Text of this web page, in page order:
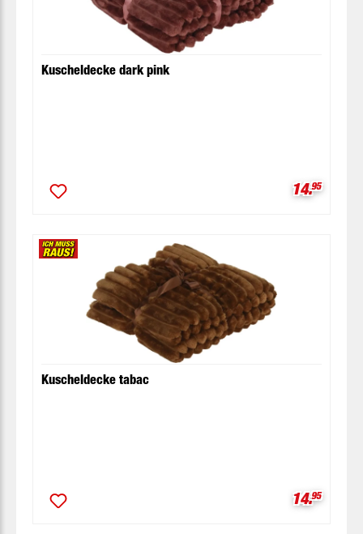
Kuscheldecke dark pink
14.95
Kuscheldecke tabac
14.95